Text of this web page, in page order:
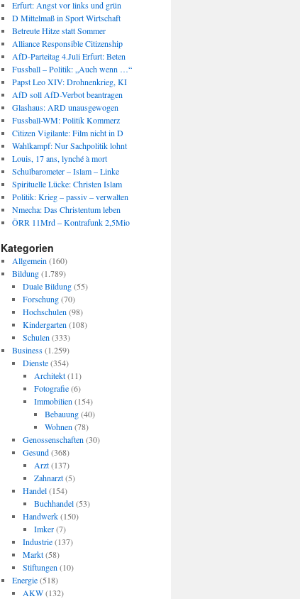
Erfurt: Angst vor links und grün
D Mittelmaß in Sport Wirtschaft
Betreute Hitze statt Sommer
Alliance Responsible Citizenship
AfD-Parteitag 4.Juli Erfurt: Beten
Fussball – Politik: „Auch wenn …“
Papst Leo XIV: Drohnenkrieg, KI
AfD soll AfD-Verbot beantragen
Glashaus: ARD unausgewogen
Fussball-WM: Politik Kommerz
Citizen Vigilante: Film nicht in D
Wahlkampf: Nur Sachpolitik lohnt
Louis, 17 ans, lynché à mort
Schulbarometer – Islam – Linke
Spirituelle Lücke: Christen Islam
Politik: Krieg – passiv – verwalten
Nmecha: Das Christentum leben
ÖRR 11Mrd – Kontrafunk 2,5Mio
Kategorien
Allgemein (160)
Bildung(1.789)
Duale Bildung(55)
Forschung(70)
Hochschulen (98)
Kindergarten (108)
Schulen (333)
Business(1.259)
Dienste(354)
Architekt(11)
Fotografie(6)
Immobilien (154)
Bebauung(40)
Wohnen (78)
Genossenschaften (30)
Gesund(368)
Arzt(137)
Zahnarzt(5)
Handel(154)
Buchhandel(53)
Handwerk(150)
Imker(7)
Industrie(137)
Markt(58)
Stiftungen (10)
Energie(518)
AKW(132)